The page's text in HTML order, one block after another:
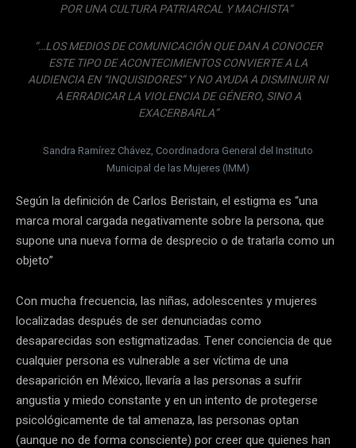
POR UNA CULTURA PATRIARCAL Y MACHISTA“
“…LOS MEDIOS DE COMUNICACIÓN QUE DAN A CONOCER
ESTE TIPO DE ACONTECIMIENTOS CONVIERTE A LA
AUDIENCIA EN “INQUISIDORES” Y NO AYUDA A DISMINUIR NI
A ERRADICAR LA VIOLENCIA DE GÉNERO, SINO A
EXACERBARLA”
Sandra Ramírez Chávez, Coordinadora General del Instituto
Municipal de las Mujeres (IMM)
Según la definición de Carlos Beristain, el estigma es “una
marca moral cargada negativamente sobre la persona, que
supone una nueva forma de desprecio o de tratarla como un
objeto”
Con mucha frecuencia, las niñas, adolescentes y mujeres
localizadas después de ser denunciadas como
desaparecidas son estigmatizadas. Tener conciencia de que
cualquier persona es vulnerable a ser víctima de una
desaparición en México, llevaría a las personas a sufrir
angustia y miedo constante y en un intento de protegerse
psicológicamente de tal amenaza, las personas optan
(aunque no de forma consciente) por creer que quienes han